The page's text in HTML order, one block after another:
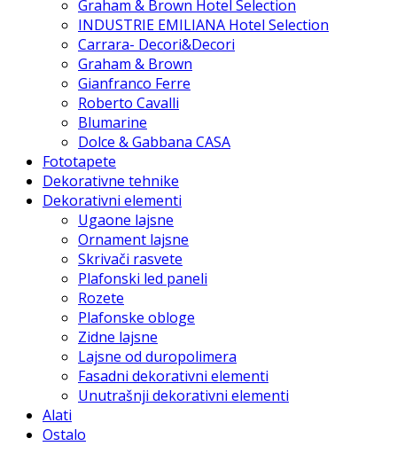
Graham & Brown Hotel Selection
INDUSTRIE EMILIANA Hotel Selection
Carrara- Decori&Decori
Graham & Brown
Gianfranco Ferre
Roberto Cavalli
Blumarine
Dolce & Gabbana CASA
Fototapete
Dekorativne tehnike
Dekorativni elementi
Ugaone lajsne
Ornament lajsne
Skrivači rasvete
Plafonski led paneli
Rozete
Plafonske obloge
Zidne lajsne
Lajsne od duropolimera
Fasadni dekorativni elementi
Unutrašnji dekorativni elementi
Alati
Ostalo